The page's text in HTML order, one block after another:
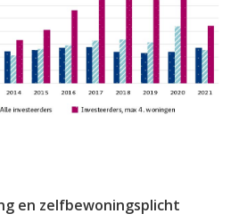
en zelfbewoningsplicht